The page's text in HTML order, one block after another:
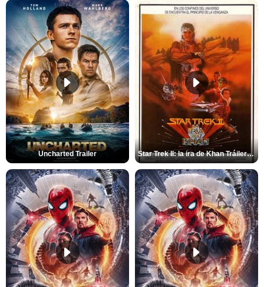
Uncharted Trailer Star Trek II: la ira de Khan Tráiler VO